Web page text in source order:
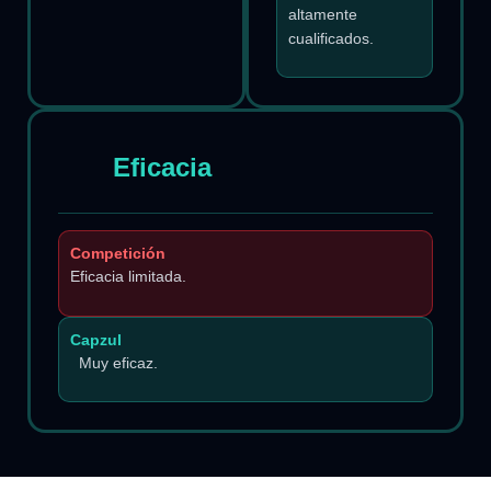
altamente
cualificados.
Eficacia
Competición
Eficacia limitada.
Capzul
Muy eficaz.